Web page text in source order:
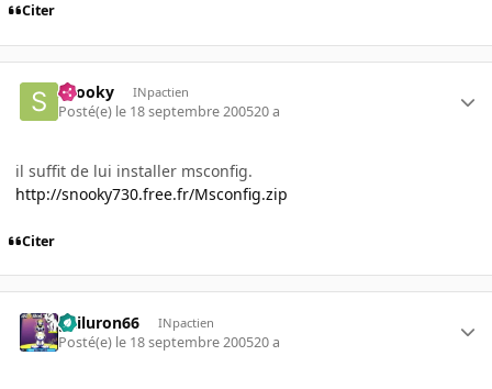
Citer
snooky INpactien
Posté(e) le 18 septembre 200520 a
il suffit de lui installer msconfig.
http://snooky730.free.fr/Msconfig.zip
Citer
gailuron66 INpactien
Posté(e) le 18 septembre 200520 a